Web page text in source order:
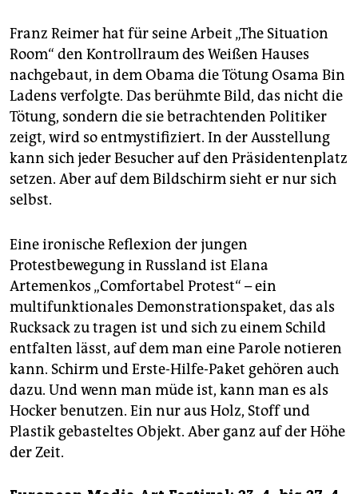
Franz Reimer hat für seine Arbeit „The Situation
Room“ den Kontrollraum des Weißen Hauses
nachgebaut, in dem Obama die Tötung Osama Bin
Ladens verfolgte. Das berühmte Bild, das nicht die
Tötung, sondern die sie betrachtenden Politiker
zeigt, wird so entmystifiziert. In der Ausstellung
kann sich jeder Besucher auf den Präsidentenplatz
setzen. Aber auf dem Bildschirm sieht er nur sich
selbst.
Eine ironische Reflexion der jungen
Protestbewegung in Russland ist Elana
Artemenkos „Comfortabel Protest“ – ein
multifunktionales Demonstrationspaket, das als
Rucksack zu tragen ist und sich zu einem Schild
entfalten lässt, auf dem man eine Parole notieren
kann. Schirm und Erste-Hilfe-Paket gehören auch
dazu. Und wenn man müde ist, kann man es als
Hocker benutzen. Ein nur aus Holz, Stoff und
Plastik gebasteltes Objekt. Aber ganz auf der Höhe
der Zeit.